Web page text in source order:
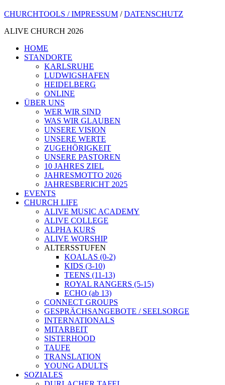
CHURCHTOOLS /IMPRESSUM /DATENSCHUTZ
ALIVE CHURCH 2026
Menü
schließen
HOME
STANDORTE
KARLSRUHE
LUDWIGSHAFEN
HEIDELBERG
ONLINE
ÜBER UNS
WER WIR SIND
WAS WIR GLAUBEN
UNSERE VISION
UNSERE WERTE
ZUGEHÖRIGKEIT
UNSERE PASTOREN
10 JAHRES ZIEL
JAHRESMOTTO 2026
JAHRESBERICHT 2025
EVENTS
CHURCH LIFE
ALIVE MUSIC ACADEMY
ALIVE COLLEGE
ALPHA KURS
ALIVE WORSHIP
ALTERSSTUFEN
KOALAS (0-2)
KIDS (3-10)
TEENS (11-13)
ROYAL RANGERS (5-15)
ECHO (ab 13)
CONNECT GROUPS
GESPRÄCHSANGEBOTE / SEELSORGE
INTERNATIONALS
MITARBEIT
SISTERHOOD
TAUFE
TRANSLATION
YOUNG ADULTS
SOZIALES